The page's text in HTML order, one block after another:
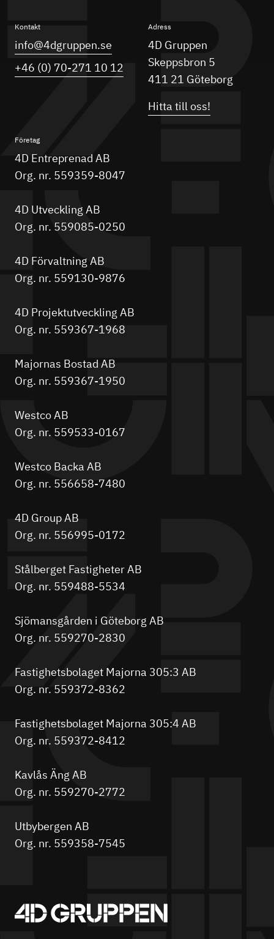
Kontakt
info@4dgruppen.se
+46 (0) 70-271 10 12
Adress
4D Gruppen
Skeppsbron 5
411 21 Göteborg
Hitta till oss!
Företag
4D Entreprenad AB
Org. nr. 559359-8047
4D Utveckling AB
Org. nr. 559085-0250
4D Förvaltning AB
Org. nr. 559130-9876
4D Projektutveckling AB
Org. nr. 559367-1968
Majornas Bostad AB
Org. nr. 559367-1950
Westco AB
Org. nr. 559533-0167
Westco Backa AB
Org. nr. 556658-7480
4D Group AB
Org. nr. 556995-0172
Stålberget Fastigheter AB
Org. nr. 559488-5534
Sjömansgården i Göteborg AB
Org. nr. 559270-2830
Fastighetsbolaget Majorna 305:3 AB
Org. nr. 559372-8362
Fastighetsbolaget Majorna 305:4 AB
Org. nr. 559372-8412
Kavlås Äng AB
Org. nr. 559270-2772
Utbybergen AB
Org. nr. 559358-7545